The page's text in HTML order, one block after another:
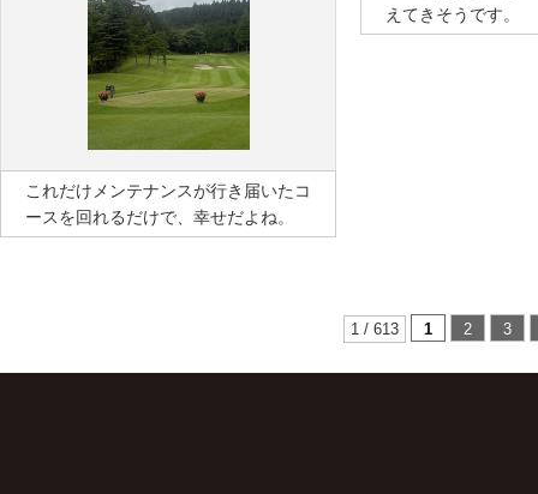
これだけメンテナンスが行き届いたコ
ースを回れるだけで、幸せだよね。
えてきそうです。
1 / 613 1 2 3